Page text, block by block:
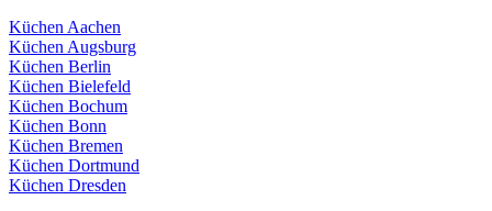
Küchen Aachen
Küchen Augsburg
Küchen Berlin
Küchen Bielefeld
Küchen Bochum
Küchen Bonn
Küchen Bremen
Küchen Dortmund
Küchen Dresden